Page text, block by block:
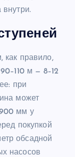
внутри.
как правило,
м — 8–12
при
может
мм у
покупкой
обсадной
насосов